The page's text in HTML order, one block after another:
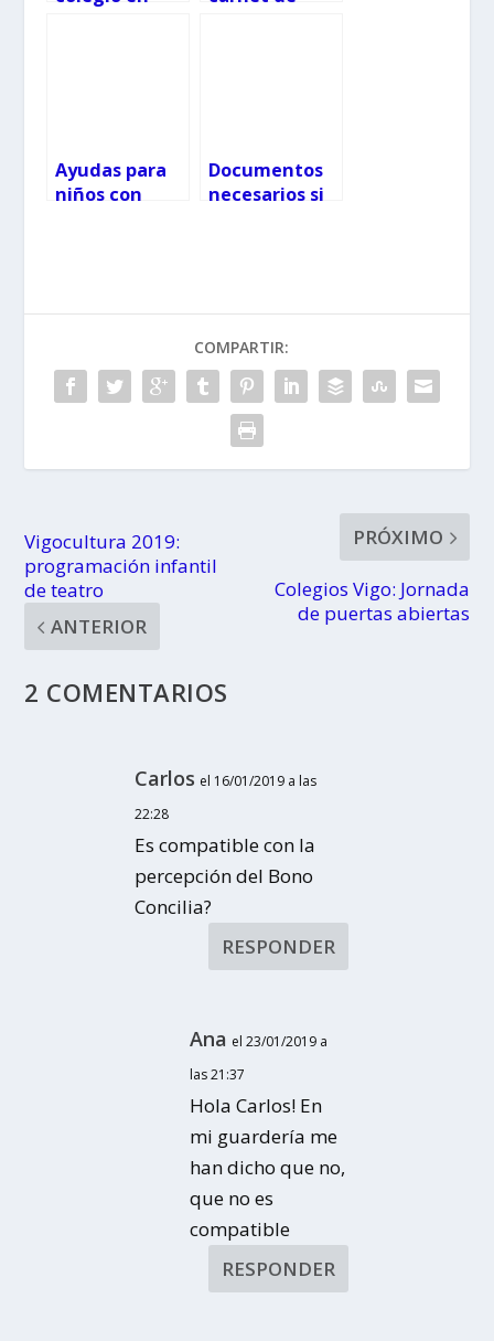
Ayudas para
niños con
Documentos
necesarios si
COMPARTIR:
Vigocultura 2019:
programación infantil
de teatro
ANTERIOR
PRÓXIMO
Colegios Vigo: Jornada
de puertas abiertas
2 COMENTARIOS
Carlos el 16/01/2019 a las
22:28
Es compatible con la
percepción del Bono
Concilia?
RESPONDER
Ana el 23/01/2019 a
las 21:37
Hola Carlos! En
mi guardería me
han dicho que no,
que no es
compatible
RESPONDER